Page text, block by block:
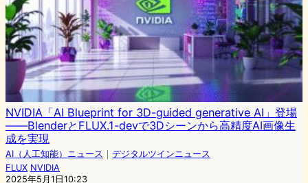
NVIDIA「AI Blueprint for 3D-guided generative AI」登場
――BlenderとFLUX.1-devで3Dシーンから高精度AI画像生
成を実現
AI（人工知能）ニュース ｜ デジタルツインニュース
FLUX NVIDIA
2025年5月1日10:23